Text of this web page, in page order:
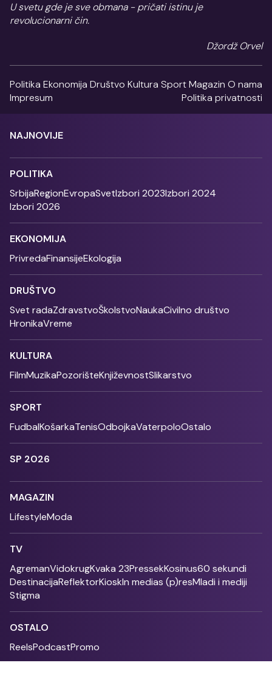
U svetu gde je sve obmana - pričati istinu je
revolucionarni čin.
Džordž Orvel
Politika Ekonomija Društvo Kultura SportMagazin O nama
Impresum
Politika privatnosti
NAJNOVIJE
POLITIKA
SrbijaRegionEvropaSvetIzbori 2023Izbori 2024
Izbori 2026
EKONOMIJA
PrivredaFinansijeEkologija
DRUŠTVO
Svet radaZdravstvoŠkolstvoNaukaCivilno društvo
HronikaVreme
KULTURA
FilmMuzikaPozorišteKnjiževnostSlikarstvo
SPORT
FudbalKošarkaTenisOdbojkaVaterpoloOstalo
SP 2026
MAGAZIN
LifestyleModa
TV
AgremanVidokrugKvaka 23PressekKosinus60 sekundi
DestinacijaReflektorKioskIn medias (p)resMladi i mediji
Stigma
OSTALO
ReelsPodcastPromo